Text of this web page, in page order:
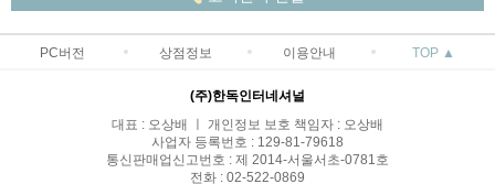
PC버전 상점정보 이용안내 TOP ▲
(주)한독인터네셔널
대표 : 오상배 ㅣ 개인정보 보호 책임자 : 오상배
사업자 등록번호 : 129-81-79618
통신판매업신고번호 : 제 2014-서울서초-0781호
전화 : 02-522-0869